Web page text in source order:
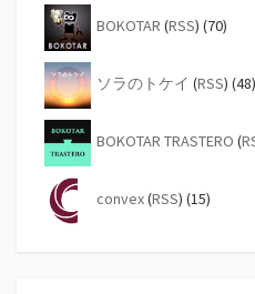
BOKOTAR (RSS) (70)
ソラのトケイ (RSS) (48)
BOKOTAR TRASTERO (
convex(RSS) (15)